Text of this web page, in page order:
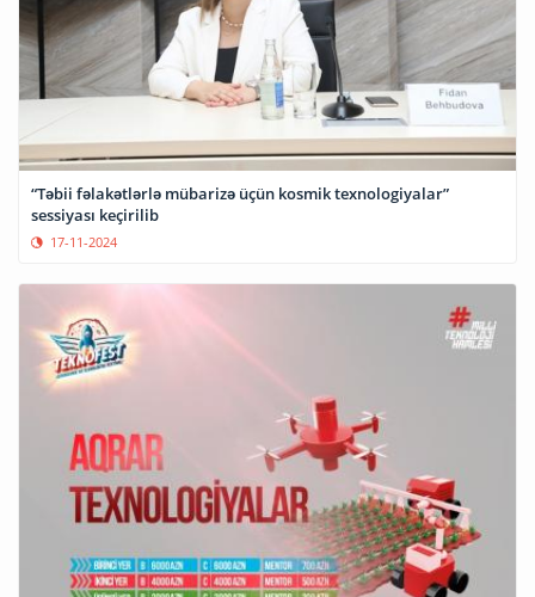
“Təbii fəlakətlərlə mübarizə üçün kosmik texnologiyalar”
sessiyası keçirilib
17-11-2024